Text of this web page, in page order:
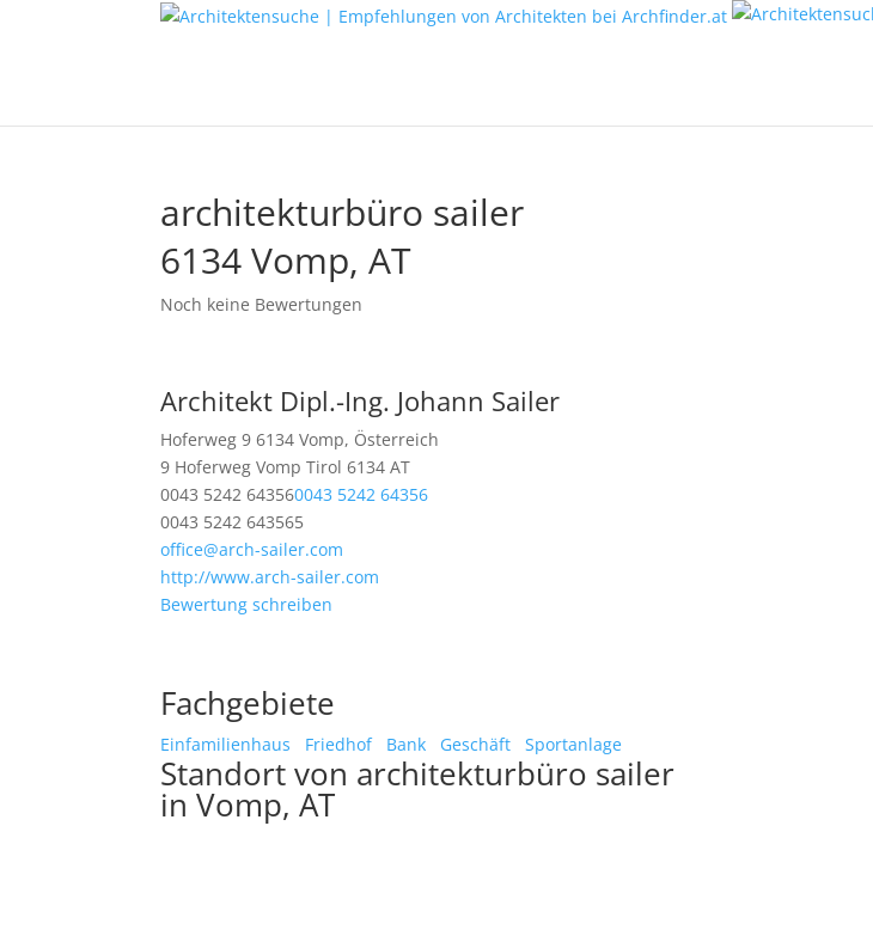
architekturbüro sailer
6134 Vomp, AT
Noch keine Bewertungen
Architekt Dipl.-Ing. Johann Sailer
Hoferweg 9 6134 Vomp, Österreich
9 Hoferweg Vomp Tirol 6134 AT
0043 5242 643560043 5242 64356
0043 5242 643565
office@arch-sailer.com
http://www.arch-sailer.com
Bewertung schreiben
Fachgebiete
Einfamilienhaus Friedhof Bank Geschäft Sportanlage
Standort von architekturbüro sailer
in Vomp, AT